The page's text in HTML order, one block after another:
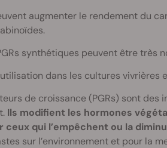
augmenter le rendement du
synthétiques peuvent être très
dans les cultures vivrières
de croissance (PGRs) sont
Ils modifient les hormones
ceux qui l’empêchent ou la
sur l’environnement et pour la